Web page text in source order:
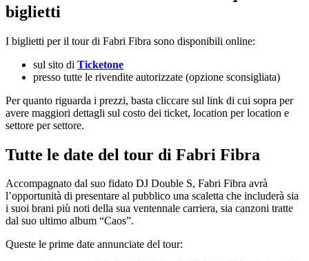
biglietti
I biglietti per il tour di Fabri Fibra sono disponibili online:
sul sito di Ticketone
presso tutte le rivendite autorizzate (opzione sconsigliata)
Per quanto riguarda i prezzi, basta cliccare sul link di cui sopra per
avere maggiori dettagli sul costo dei ticket, location per location e
settore per settore.
Tutte le date del tour di Fabri Fibra
Accompagnato dal suo fidato DJ Double S, Fabri Fibra avrà
l’opportunità di presentare al pubblico una scaletta che includerà sia
i suoi brani più noti della sua ventennale carriera, sia canzoni tratte
dal suo ultimo album “Caos”.
Queste le prime date annunciate del tour: